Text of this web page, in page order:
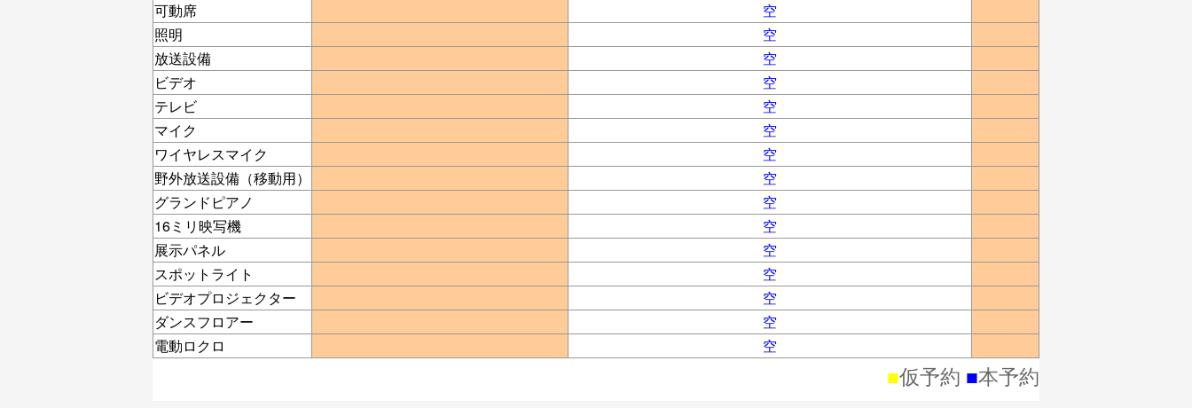
可動席
空
照明
空
放送設備
空
ビデオ
空
テレビ
空
マイク
空
ワイヤレスマイク
空
野外放送設備（移動用）
空
グランドピアノ
空
16ミリ映写機
空
展示パネル
空
スポットライト
空
ビデオプロジェクター
空
ダンスフロアー
空
電動ロクロ
空
■仮予約 ■本予約